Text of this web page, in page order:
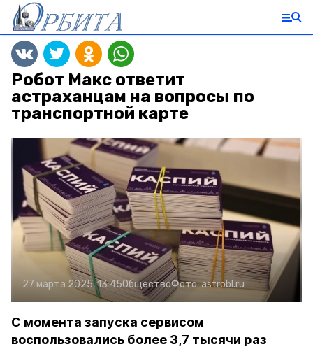
Робот Макс ответит
астраханцам на вопросы по
транспортной карте
27 марта 2025, 13:45ОбществоФото:astrobl.ru
С момента запуска сервисом
воспользовались более 3,7 тысячи раз